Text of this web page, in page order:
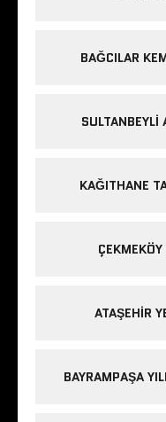
BAĞCILAR
SULTANBEYLI
KAĞITHANE
ATAŞEHIR
BAYRAMPAŞA